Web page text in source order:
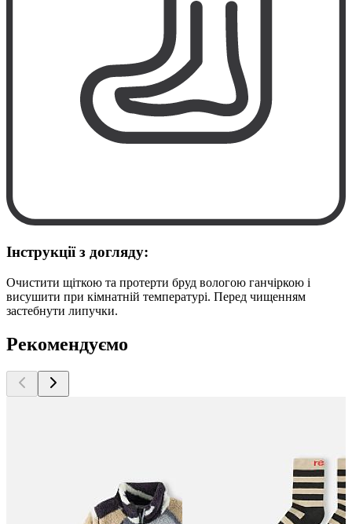
Інструкції з догляду:
Очистити щіткою та протерти бруд вологою ганчіркою і
висушити при кімнатній температурі. Перед чищенням
застебнути липучки.
Рекомендуємо